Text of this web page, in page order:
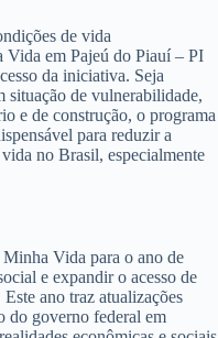
de vida
em Pajeú do Piauí – PI
da iniciativa. Seja
situação de vulnerabilidade,
e de construção, o programa
para reduzir a
no Brasil, especialmente
Vida para o ano de
e expandir o acesso de
ano traz atualizações
do governo federal em